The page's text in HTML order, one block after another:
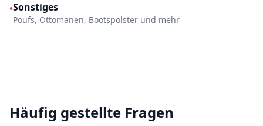
•Sonstiges
Poufs, Ottomanen, Bootspolster und mehr
Häufig gestellte Fragen